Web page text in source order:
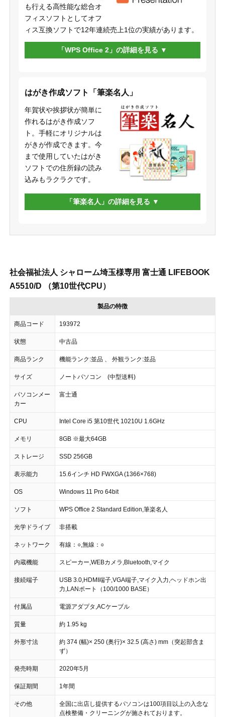
も行える高性能な総合オ
フィスソフトとしてオフ
ィス互換ソフトで12年連続売上1位の実績があります。
「WPS Office 2」の詳細を見る
はがき作成ソフト「筆楽名人」
年賀状や挨拶状が簡単に
作れるはがき作成ソフ
ト。手軽にオリジナルは
がきが作成できます。今
まで使用していたはがき
ソフトでの住所録の読み
込みもラクラクです。
「筆楽名人」の詳細を見る
社会福祉法人 シャローム埼玉様専用 富士通 LIFEBOOK
A5510/D （第10世代CPU）
製品の特徴
商品コード 193972
状態 中古品
商品ランク 機能ランク:並品 、 外観ランク:並品
サイズ ノートパソコン (中型送料)
パソコンメー
カー
富士通
CPU Intel Core i5 第10世代 10210U 1.6GHz
メモリ 8GB ※最大64GB
ストレージ SSD 256GB
表示能力 15.6インチ HD FWXGA (1366×768)
OS Windows 11 Pro 64bit
ソフト WPS Office 2 Standard Edition,筆楽名人
光学ドライブ 非搭載
ネットワーク 有線：○,無線：○
内蔵機能 スピーカー,WEBカメラ,Bluetooth,マイク
接続端子
USB 3.0,HDMI端子,VGA端子,マイク入力,ヘッドホン出
力,LANポート（100/1000 BASE）
付属品 電源アダプタ,ACケーブル
質量 約 1.95 kg
外形寸法
約 374 (幅)× 250 (奥行)× 32.5 (高さ) mm（突起部含ま
ず）
発売時期 2020年5月
保証期間 1年間
その他
全国に出店し提供するパソコンは100項目以上の入念な
点検整備・クリーニングが施されております。